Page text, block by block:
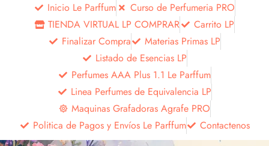
Inicio Le Parffum
Curso de Perfumeria PRO
TIENDA VIRTUAL LP COMPRAR
Carrito LP
Finalizar Compra
Materias Primas LP
Listado de Esencias LP
Perfumes AAA Plus 1.1 Le Parffum
Linea Perfumes de Equivalencia LP
Maquinas Grafadoras Agrafe PRO
Politica de Pagos y Envíos Le Parffum
Contactenos